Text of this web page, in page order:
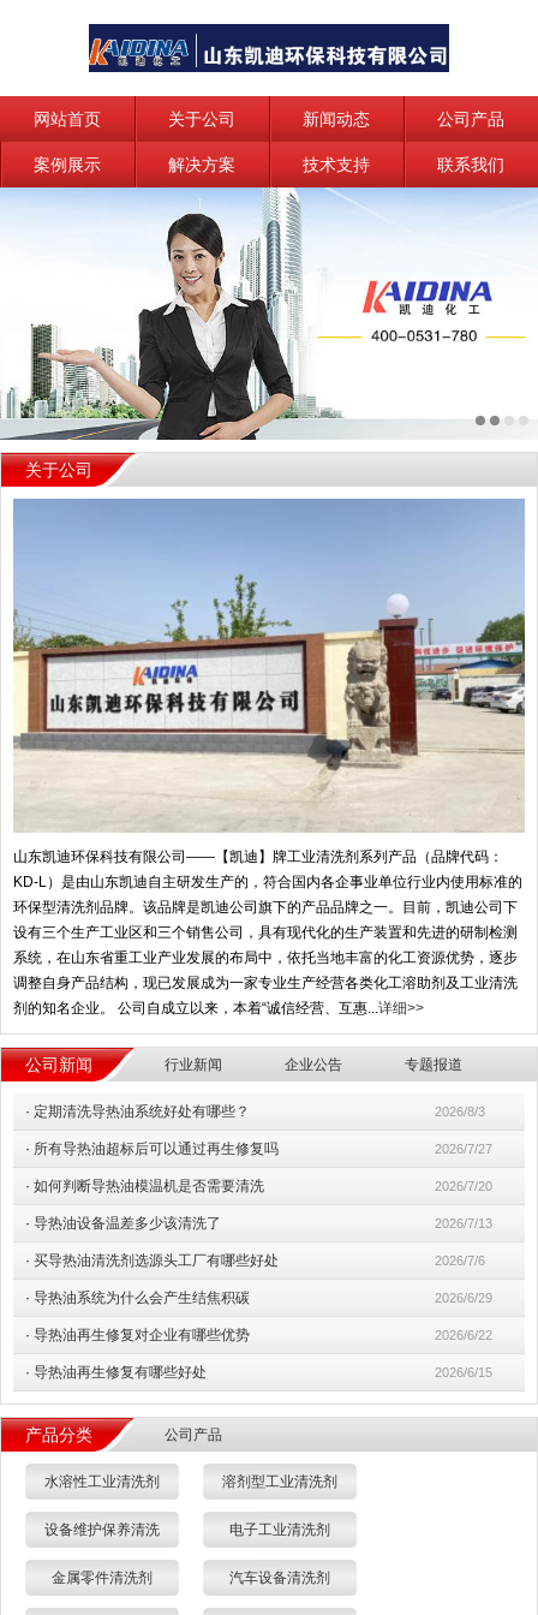
网站首页 关于公司 新闻动态 公司产品
案例展示 解决方案 技术支持 联系我们
关于公司
山东凯迪环保科技有限公司——【凯迪】牌工业清洗剂系列产品（品牌代码：
KD-L）是由山东凯迪自主研发生产的，符合国内各企事业单位行业内使用标准的
环保型清洗剂品牌。该品牌是凯迪公司旗下的产品品牌之一。目前，凯迪公司下
设有三个生产工业区和三个销售公司，具有现代化的生产装置和先进的研制检测
系统，在山东省重工业产业发展的布局中，依托当地丰富的化工资源优势，逐步
调整自身产品结构，现已发展成为一家专业生产经营各类化工溶助剂及工业清洗
剂的知名企业。 公司自成立以来，本着“诚信经营、互惠... 详细>>
公司新闻 行业新闻 企业公告 专题报道
· 定期清洗导热油系统好处有哪些？ 2026/8/3
· 所有导热油超标后可以通过再生修复吗 2026/7/27
· 如何判断导热油模温机是否需要清洗 2026/7/20
· 导热油设备温差多少该清洗了 2026/7/13
· 买导热油清洗剂选源头工厂有哪些好处 2026/7/6
· 导热油系统为什么会产生结焦积碳 2026/6/29
· 导热油再生修复对企业有哪些优势 2026/6/22
· 导热油再生修复有哪些好处 2026/6/15
产品分类 公司产品
水溶性工业清洗剂 溶剂型工业清洗剂
设备维护保养清洗 电子工业清洗剂
金属零件清洗剂 汽车设备清洗剂